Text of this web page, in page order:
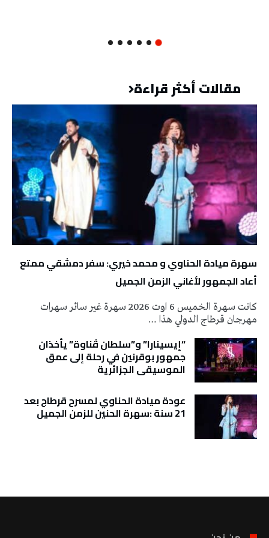
مقالات أكثر قراءة
سهرة ميادة الحناوي و محمد خيري: سفر دمشقي ممتع
أعاد الجمهور لأغاني الزمن الجميل
كانت سهرة الخميس 6 اوت 2026 سهرة غير سائر سهرات
مهرجان قرطاج الدولي هذا …
“إيسينارا” و”سلطان ڤناوة” يأخذان
جمهور بوقرنين في رحلة إلى عمق
الموسيقى الجزائرية
عودة ميادة الحناوي لمسرح قرطاج بعد
21 سنة :سهرة الحنين للزمن الجميل